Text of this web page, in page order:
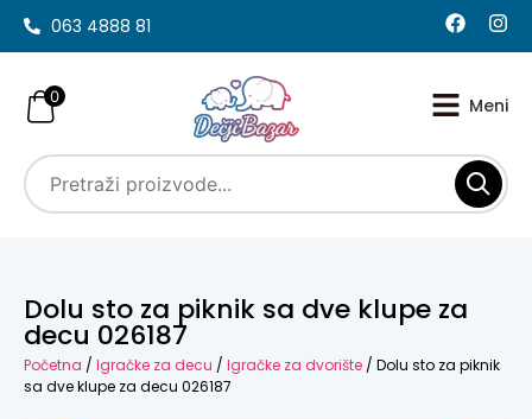
063 4888 81
0
Dolu sto za piknik sa dve klupe za
decu 026187
Početna / Igračke za decu / Igračke za dvorište / Dolu sto za piknik
sa dve klupe za decu 026187